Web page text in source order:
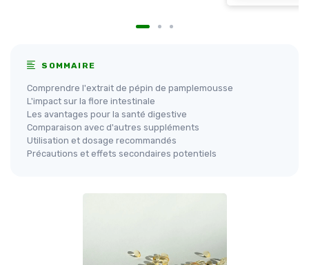
SOMMAIRE
Comprendre l'extrait de pépin de pamplemousse
L'impact sur la flore intestinale
Les avantages pour la santé digestive
Comparaison avec d'autres suppléments
Utilisation et dosage recommandés
Précautions et effets secondaires potentiels